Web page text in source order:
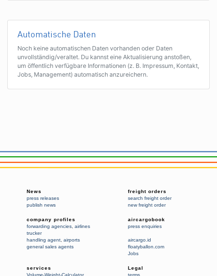
Automatische Daten
Noch keine automatischen Daten vorhanden oder Daten
unvollständig/veraltet. Du kannst eine Aktualisierung anstoßen,
um öffentlich verfügbare Informationen (z. B. Impressum, Kontakt,
Jobs, Management) automatisch anzureichern.
News
press releases
publish news
freight orders
search freight order
new freight order
company profiles
forwarding agencies airlines
trucker
handling agent airports
general sales agents
aircargobook
press enquiries
aircargo.id
floatyballon.com
Jobs
services
Volume-Weight-Calculator
Legal
terms